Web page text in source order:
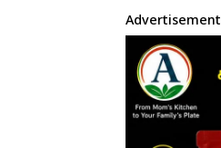
Advertisement